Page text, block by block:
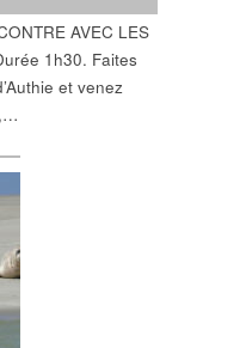
AVEC LES
1h30. Faites
et venez